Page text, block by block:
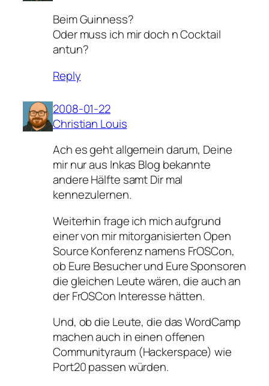
Beim Guinness?
Oder muss ich mir doch n Cocktail
antun?
Reply
2008-01-22
Christian Louis
Ach es geht allgemein darum, Deine
mir nur aus Inkas Blog bekannte
andere Hälfte samt Dir mal
kennezulernen.
Weiterhin frage ich mich aufgrund
einer von mir mitorganisierten Open
Source Konferenz namens FrOSCon,
ob Eure Besucher und Eure Sponsoren
die gleichen Leute wären, die auch an
der FrOSCon Interesse hätten.
Und, ob die Leute, die das WordCamp
machen auch in einen offenen
Communityraum (Hackerspace) wie
Port20 passen würden.